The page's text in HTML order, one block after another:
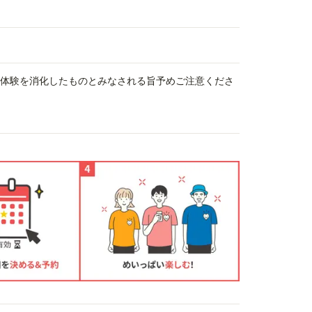
験を消化したものとみなされる旨予めご注意くださ